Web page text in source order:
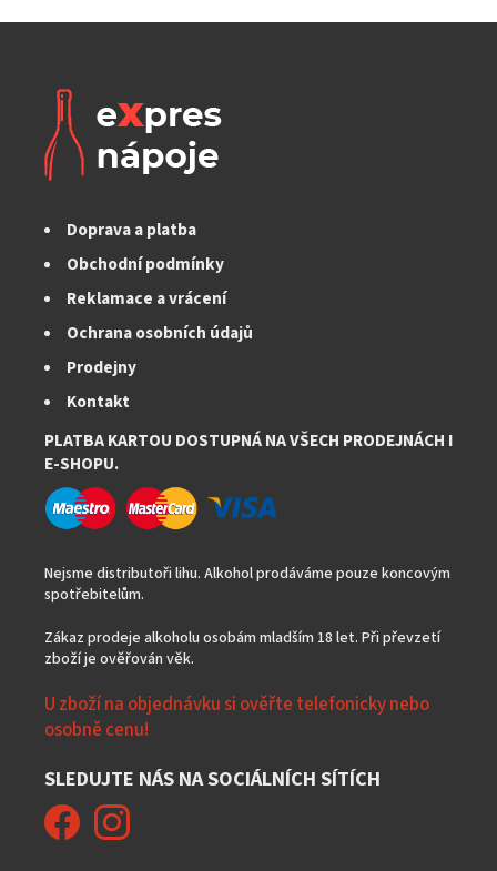
Doprava a platba
Obchodní podmínky
Reklamace a vrácení
Ochrana osobních údajů
Prodejny
Kontakt
PLATBA KARTOU DOSTUPNÁ NA VŠECH PRODEJNÁCH I
E-SHOPU.
Nejsme distributoři lihu. Alkohol prodáváme pouze koncovým
spotřebitelům.
Zákaz prodeje alkoholu osobám mladším 18 let. Při převzetí
zboží je ověřován věk.
U zboží na objednávku si ověřte telefonicky nebo
osobně cenu!
SLEDUJTE NÁS NA SOCIÁLNÍCH SÍTÍCH